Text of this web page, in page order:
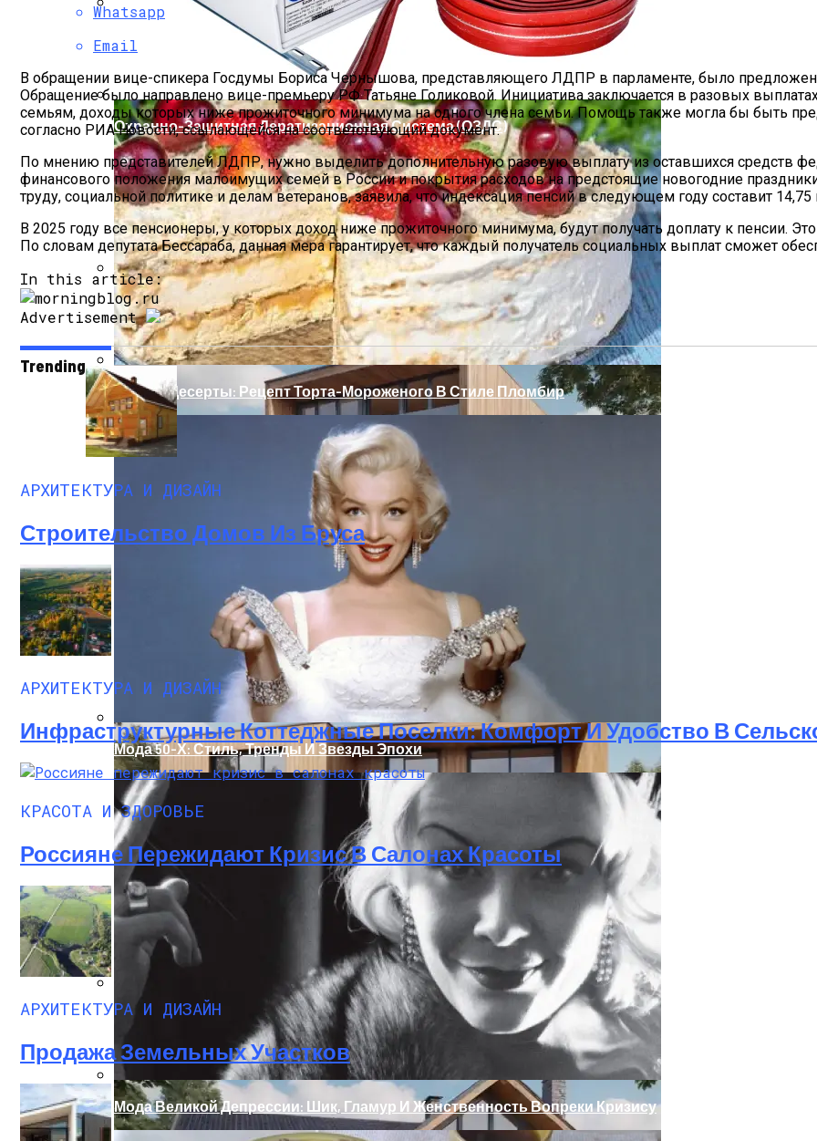
Как Правильно Выбрать Дом Для Северной Стороны Участка
Оценка Будущих Расходов На Обслуживание Вашего Дома
Дом С Минимальными Инженерными Трассами Для Комфорта И Удобства
Мода Для Бизнес-Леди: Как Совмещать Стиль И Предпринимательство
Летние Десерты: Рецепт Торта-Мороженого В Стиле Пломбир
Мода 50-Х: Стиль, Тренды И Звезды Эпохи
Мода Великой Депрессии: Шик, Гламур И Женственность Вопреки Кризису
Охранно-Защитная Дератизационная Система (ОЗДС)
Whatsapp
Email
В обращении вице-спикера Госдумы Бориса Чернышова, представляющего ЛДПР в парламенте, было
Обращение было направлено вице-премьеру РФ Татьяне Голиковой. Инициатива заключается в разовых
семьям, доходы которых ниже прожиточного минимума на одного члена семьи. Помощь также могла бы быть
согласно РИА Новости, ссылающейся на соответствующий документ.
По мнению представителей ЛДПР, нужно выделить дополнительную разовую выплату из оставшихся средств
финансового положения малоимущих семей в России и покрытия расходов на предстоящие новогодние
труду, социальной политике и делам ветеранов, заявила, что индексация пенсий в следующем году составит 14,75
В 2025 году все пенсионеры, у которых доход ниже прожиточного минимума, будут получать доплату к пенсии.
По словам депутата Бессараба, данная мера гарантирует, что каждый получатель социальных выплат сможет
In this article:
Advertisement
Trending
АРХИТЕКТУРА И ДИЗАЙН
Строительство Домов Из Бруса
АРХИТЕКТУРА И ДИЗАЙН
Инфраструктурные Коттеджные Поселки: Комфорт И Удобство В
КРАСОТА И ЗДОРОВЬЕ
Россияне Пережидают Кризис В Салонах Красоты
АРХИТЕКТУРА И ДИЗАЙН
Продажа Земельных Участков